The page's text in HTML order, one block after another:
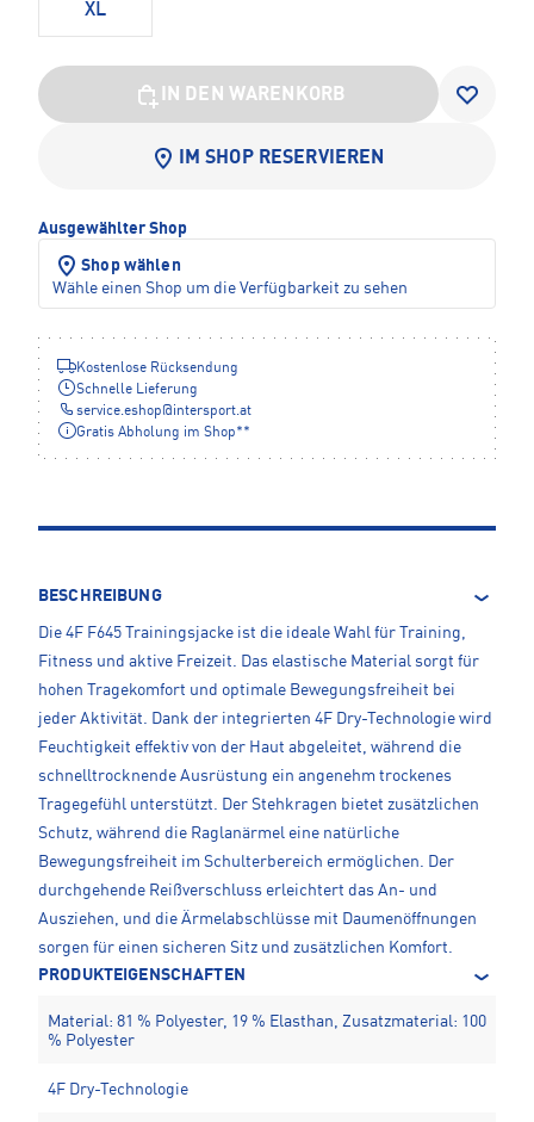
XL
IN DEN WARENKORB
IM SHOP RESERVIEREN
Ausgewählter Shop
Shop wählen
Wähle einen Shop um die Verfügbarkeit zu sehen
Kostenlose Rücksendung
Schnelle Lieferung
service.eshop@intersport.at
Gratis Abholung im Shop**
BESCHREIBUNG
Die 4F F645 Trainingsjacke ist die ideale Wahl für Training,
Fitness und aktive Freizeit. Das elastische Material sorgt für
hohen Tragekomfort und optimale Bewegungsfreiheit bei
jeder Aktivität. Dank der integrierten 4F Dry-Technologie wird
Feuchtigkeit effektiv von der Haut abgeleitet, während die
schnelltrocknende Ausrüstung ein angenehm trockenes
Tragegefühl unterstützt. Der Stehkragen bietet zusätzlichen
Schutz, während die Raglanärmel eine natürliche
Bewegungsfreiheit im Schulterbereich ermöglichen. Der
durchgehende Reißverschluss erleichtert das An- und
Ausziehen, und die Ärmelabschlüsse mit Daumenöffnungen
sorgen für einen sicheren Sitz und zusätzlichen Komfort.
PRODUKTEIGENSCHAFTEN
Material: 81 % Polyester, 19 % Elasthan, Zusatzmaterial: 100
% Polyester
4F Dry-Technologie